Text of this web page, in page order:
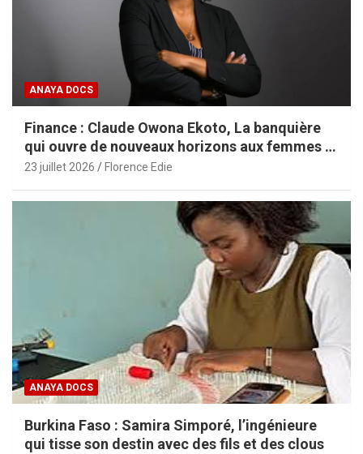
ANAYA DOCS
Finance : Claude Owona Ekoto, La banquière
qui ouvre de nouveaux horizons aux femmes et
aux PME africaines
23 juillet 2026 Florence Edie
ANAYA DOCS
Burkina Faso : Samira Simporé, l’ingénieure
qui tisse son destin avec des fils et des clous